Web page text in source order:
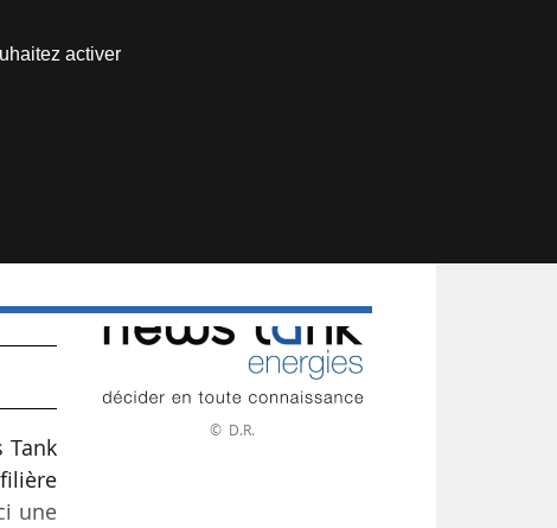
Tank
une
© D.R.
activer